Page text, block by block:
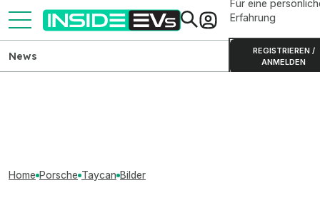
Für eine
Erfahrung
REGISTRIEREN /
ANMELDEN
News
Home Porsche Taycan Bilder